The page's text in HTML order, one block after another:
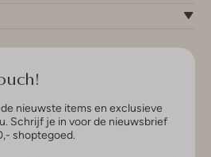
nieuwste items en exclusieve
Schrijf je in voor de nieuwsbrief
shoptegoed.